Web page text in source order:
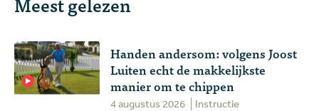
Handen andersom: volgens Joost
Luiten echt de makkelijkste
manier om te chippen
4 augustus 2026 Instructie